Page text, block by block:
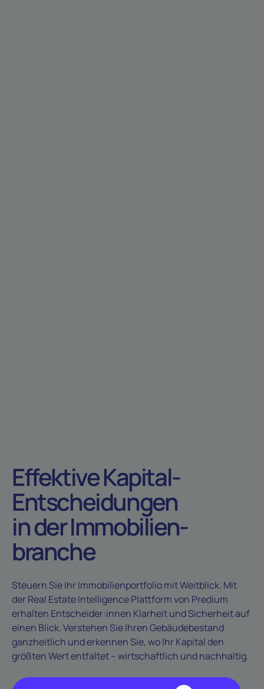
Effektive Kapital-
Entscheidungen
in der Immobilien­
branche
Steuern Sie Ihr Immobilienportfolio mit Weitblick. Mit
der Real Estate Intelligence Plattform von Predium
erhalten Entscheider:innen Klarheit und Sicherheit auf
einen Blick. Verstehen Sie Ihren Gebäudebestand
ganzheitlich und erkennen Sie, wo Ihr Kapital den
größten Wert entfaltet – wirtschaftlich und nachhaltig.